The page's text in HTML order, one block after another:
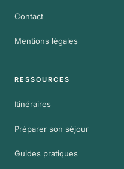
Contact
Mentions légales
RESSOURCES
Itinéraires
Préparer son séjour
Guides pratiques